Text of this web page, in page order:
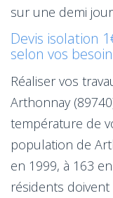
sur une demi
Devis isolation
selon vos
Réaliser vos
Arthonnay
température de
population de
en 1999, à 163
résidents